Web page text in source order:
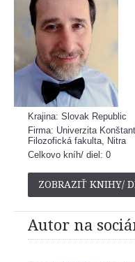
Krajina: Slovak Republic
Firma: Univerzita
Filozofická fakulta, Nitra
Celkovo kníh/ diel: 0
ZOBRAZIŤ KNIHY/
Autor na